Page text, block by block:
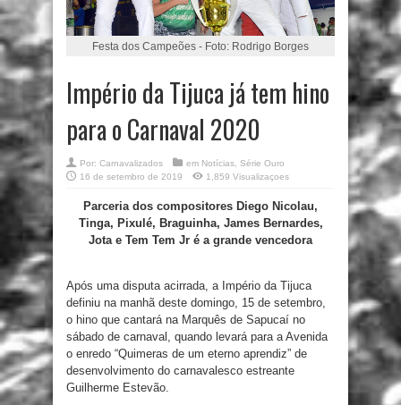
Festa dos Campeões - Foto: Rodrigo Borges
Império da Tijuca já tem hino
para o Carnaval 2020
Por: Carnavalizados em Notícias, Série Ouro
16 de setembro de 2019
1,859 Visualizaçoes
Parceria dos compositores Diego Nicolau,
Tinga, Pixulé, Braguinha, James Bernardes,
Jota e Tem Tem Jr é a grande vencedora
Após uma disputa acirrada, a Império da Tijuca
definiu na manhã deste domingo, 15 de setembro,
o hino que cantará na Marquês de Sapucaí no
sábado de carnaval, quando levará para a Avenida
o enredo “Quimeras de um eterno aprendiz” de
desenvolvimento do carnavalesco estreante
Guilherme Estevão.